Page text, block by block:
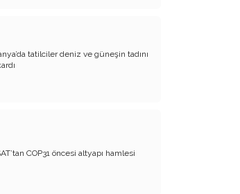
ve Vergi Kaçakçılığı
köylü çocuğu Böcek…
yargıyı yönetenlerin
Sorunlar ve Çözüm
100. Yılı ve AB İlişkileri
tatilciler deniz ve güneşin tadını
COP31 öncesi altyapı hamlesi